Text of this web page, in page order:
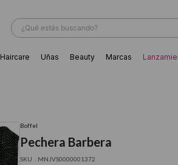
¿Qué estás buscando?
Haircare Uñas Beauty Marcas
Boffel
Pechera Barbera
: MNJVS0000001372